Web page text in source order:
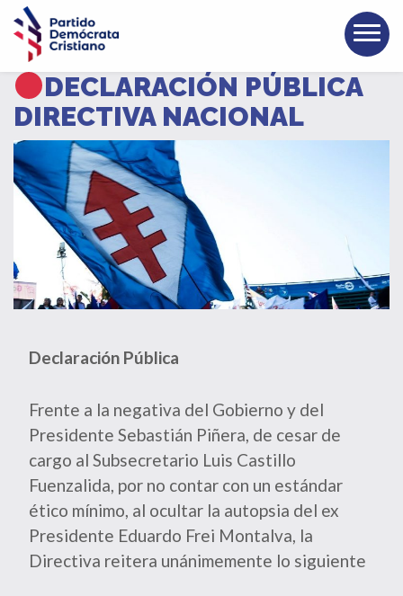
DECLARACIÓN PÚBLICA
DIRECTIVA NACIONAL
Declaración Pública
Frente a la negativa del Gobierno y del
Presidente Sebastián Piñera, de cesar de
cargo al Subsecretario Luis Castillo
Fuenzalida, por no contar con un estándar
ético mínimo, al ocultar la autopsia del ex
Presidente Eduardo Frei Montalva, la
Directiva reitera unánimemente lo siguiente